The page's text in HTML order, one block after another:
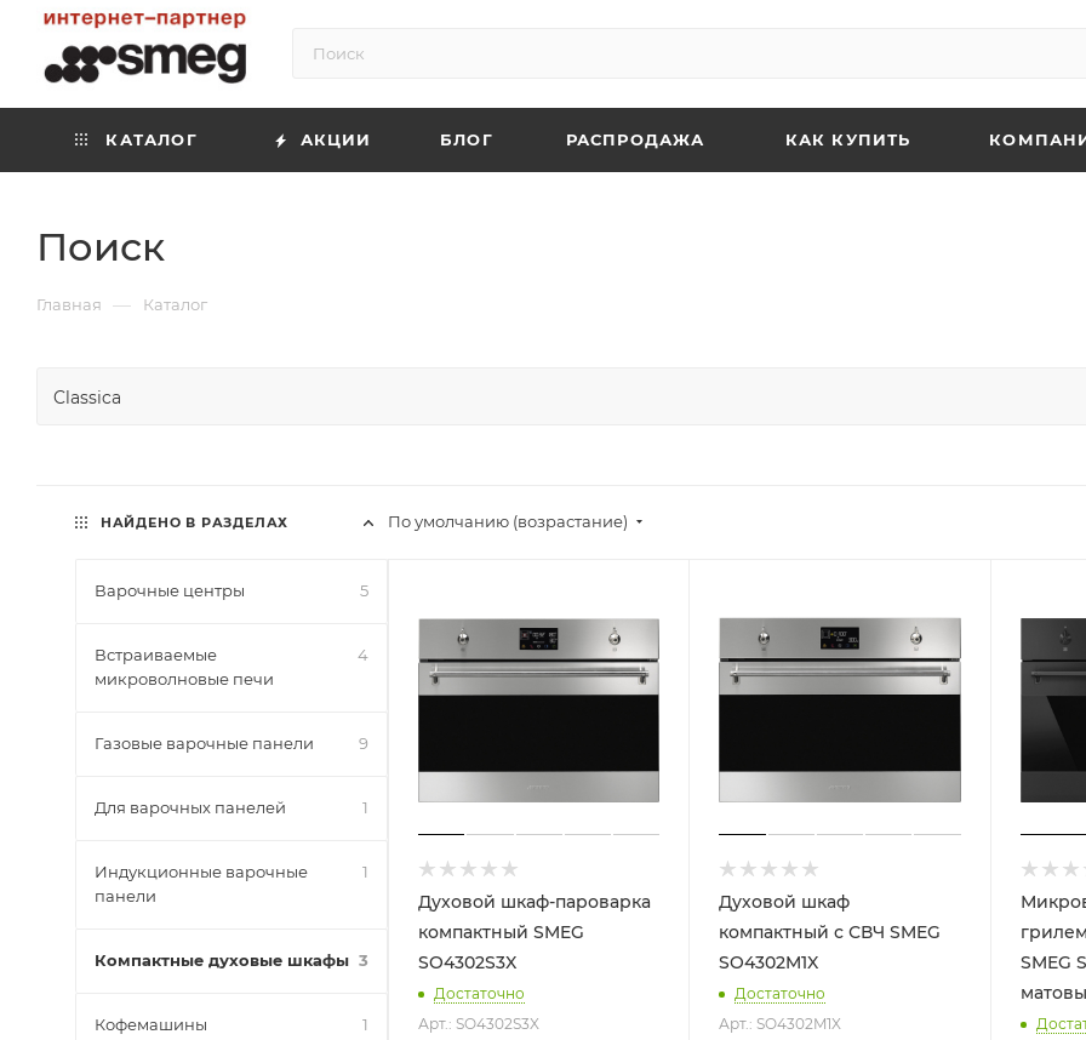
КАТАЛОГ АКЦИИ БЛОГ РАСПРОДАЖА КАК КУПИТЬ
Поиск
Главная — Каталог
По умолчанию (возрастание)
Духовой шкаф-пароварка
компактный SMEG
SO4302S3X
Достаточно
Арт.: SO4302S3X
Духовой шкаф
компактный с СВЧ SMEG
SO4302M1X
Достаточно
Арт.: SO4302M1X
SMEG
НАЙДЕНО В РАЗДЕЛАХ
Варочные центры 5
Встраиваемые
микроволновые печи
4
Газовые варочные панели 9
Для варочных панелей 1
Индукционные варочные
панели
1
Компактные духовые шкафы 3
Кофемашины 1